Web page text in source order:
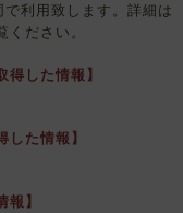
利用致します。詳細は
ください。
得した情報】
した情報】
報】